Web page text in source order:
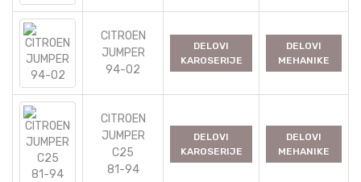
CITROEN
JUMPER
94-02
DELOVI
KAROSERIJE
DELOVI
MEHANIKE
CITROEN
JUMPER
C25
81-94
DELOVI
KAROSERIJE
DELOVI
MEHANIKE